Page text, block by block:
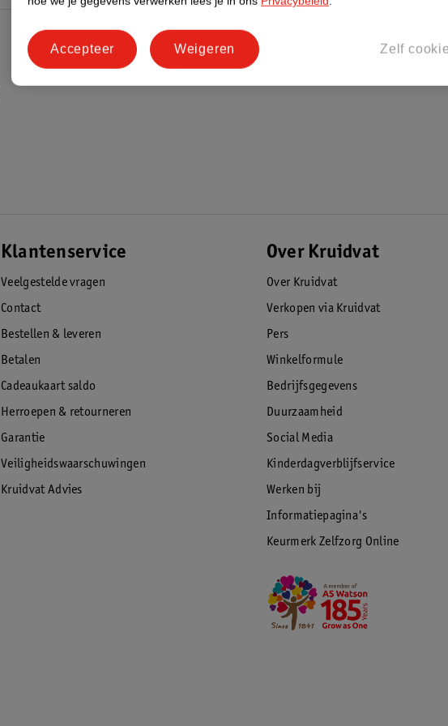
Klantenservice
Veelgestelde vragen
Contact
Bestellen & leveren
Betalen
Cadeaukaart saldo
Herroepen & retourneren
Garantie
Veiligheidswaarschuwingen
Kruidvat Advies
Over Kruidvat
Over Kruidvat
Verkopen via Kruidvat
Pers
Winkelformule
Bedrijfsgegevens
Duurzaamheid
Social Media
Kinderdagverblijfservice
Werken bij
Informatiepagina's
Keurmerk Zelfzorg Online
Zelf
Weigeren
Accepteer